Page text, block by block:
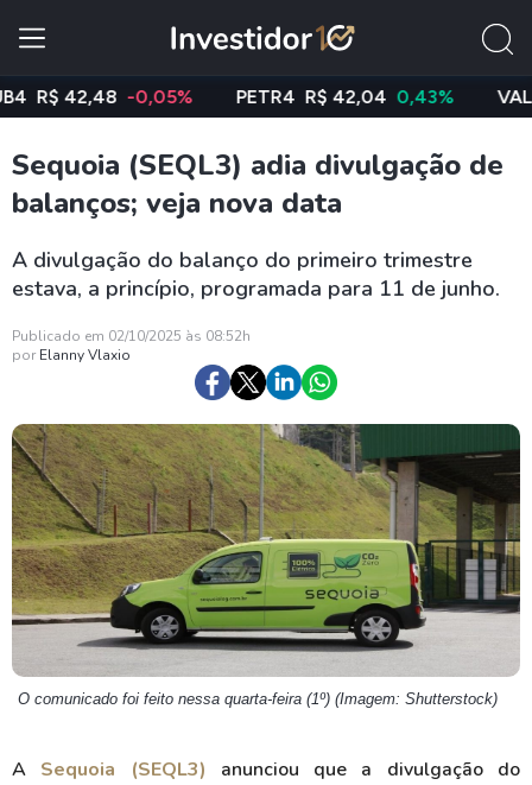
42,48 -0,05% PETR4 R$ 42,04 0,43% VALE3
Sequoia (SEQL3) adia divulgação de
balanços; veja nova data
A divulgação do balanço do primeiro trimestre
estava, a princípio, programada para 11 de junho.
Publicado em 02/10/2025 às 08:52h
por Elanny Vlaxio
O comunicado foi feito nessa quarta-feira (1º) (Imagem: Shutterstock)
A Sequoia (SEQL3) anunciou que a divulgação do